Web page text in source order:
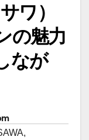
ワ）
の魅力
なが
,